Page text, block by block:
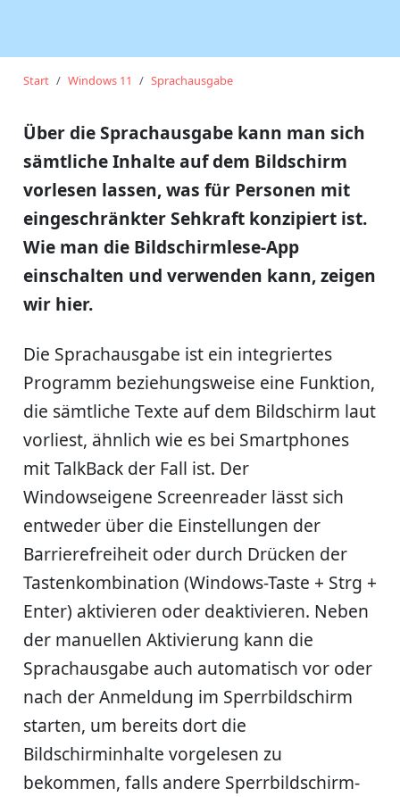
Start Windows 11 Sprachausgabe
Über die Sprachausgabe kann man sich
sämtliche Inhalte auf dem Bildschirm
vorlesen lassen, was für Personen mit
eingeschränkter Sehkraft konzipiert ist.
Wie man die Bildschirmlese-App
einschalten und verwenden kann, zeigen
wir hier.
Die Sprachausgabe ist ein integriertes
Programm beziehungsweise eine Funktion,
die sämtliche Texte auf dem Bildschirm laut
vorliest, ähnlich wie es bei Smartphones
mit TalkBack der Fall ist. Der
Windowseigene Screenreader lässt sich
entweder über die Einstellungen der
Barrierefreiheit oder durch Drücken der
Tastenkombination (Windows-Taste + Strg +
Enter) aktivieren oder deaktivieren. Neben
der manuellen Aktivierung kann die
Sprachausgabe auch automatisch vor oder
nach der Anmeldung im Sperrbildschirm
starten, um bereits dort die
Bildschirminhalte vorgelesen zu
bekommen, falls andere Sperrbildschirm-